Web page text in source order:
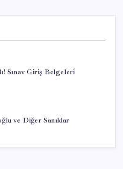
Sınav Giriş Belgeleri
ve Diğer Sanıklar